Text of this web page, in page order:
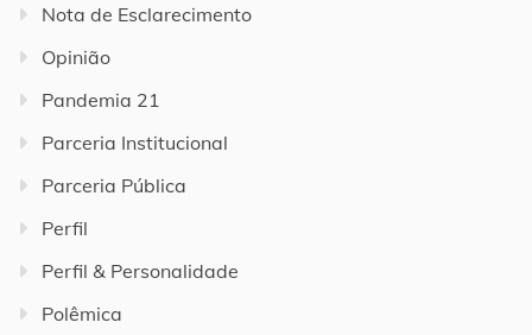
Nota de Esclarecimento
Opinião
Pandemia 21
Parceria Institucional
Parceria Pública
Perfil
Perfil & Personalidade
Polêmica